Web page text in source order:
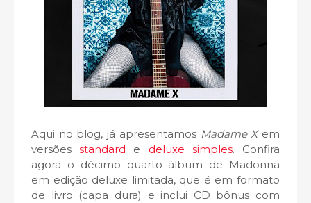
Aqui no blog, já apresentamos Madame Xem
versõesstandard e deluxe simples. Confira
agora o décimo quarto álbum de Madonna
em edição deluxe limitada, que é em formato
de livro (capa dura) e inclui CD bônus com